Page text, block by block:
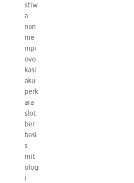
stiw
a
nan
me
mpr
ovo
kasi
aku
perk
ara
slot
ber
basi
s
mit
olog
i